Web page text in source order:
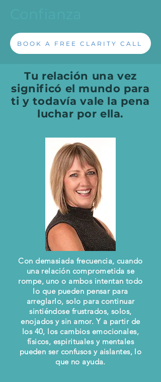
BOOK A FREE CLARITY CALL
Tu relación una vez
significó el mundo para
ti y todavía vale la pena
luchar por ella.
Con demasiada frecuencia, cuando
una relación comprometida se
rompe, uno o ambos intentan todo
lo que pueden pensar para
arreglarlo, solo para continuar
sintiéndose frustrados, solos,
enojados y sin amor. Y a partir de
los 40, los cambios emocionales,
físicos, espirituales y mentales
pueden ser confusos y aislantes, lo
que no ayuda.